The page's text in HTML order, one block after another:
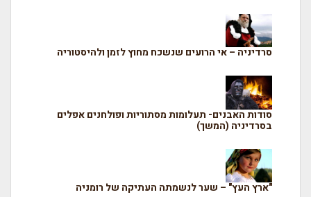
סרדיניה – אי הרועים שנשכח מחוץ לזמן ולהיסטוריה
סודות האבנים- תעלומות מסתוריות ופולחנים אפלים
בסרדיניה (המשך)
"ארץ העץ" – שער לנשמתה העתיקה של רומניה